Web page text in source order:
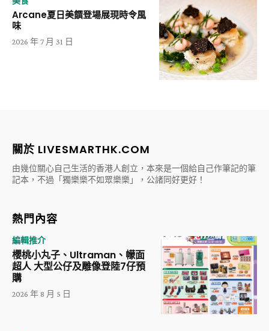
Arcane夏日美饌登場展現時令風
味
2026 年 7 月 31 日
關於 LIVESMARTHK.COM
由幾位關心自己生活的香港人創立，本來是一個給自己作筆記的筆
記本，不過「獨樂樂不如眾樂樂」，公諸同好更好！
熱門內容
編輯推介
櫻桃小丸子、Ultraman、幪面
超人 大型公仔及雕像登陸7仔預
購
2026 年 8 月 5 日